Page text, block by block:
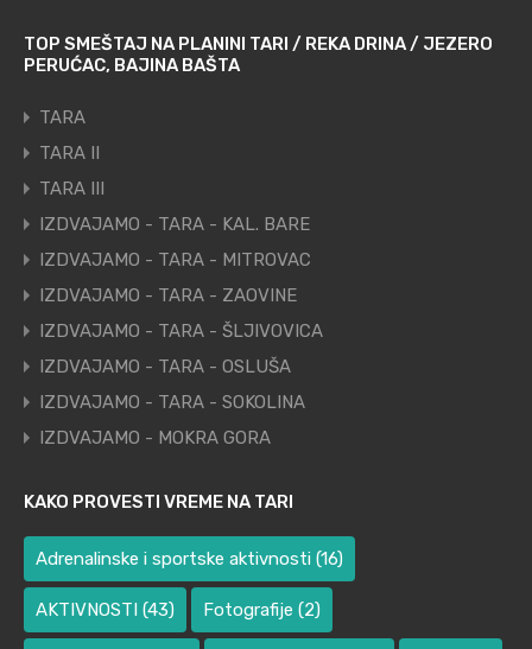
TOP SMEŠTAJ NA PLANINI TARI / REKA DRINA / JEZERO
PERUĆAC, BAJINA BAŠTA
TARA
TARA II
TARA III
IZDVAJAMO - TARA - KAL. BARE
IZDVAJAMO - TARA - MITROVAC
IZDVAJAMO - TARA - ZAOVINE
IZDVAJAMO - TARA - ŠLJIVOVICA
IZDVAJAMO - TARA - OSLUŠA
IZDVAJAMO - TARA - SOKOLINA
IZDVAJAMO - MOKRA GORA
KAKO PROVESTI VREME NA TARI
Adrenalinske i sportske aktivnosti (16)
AKTIVNOSTI (43) Fotografije (2)